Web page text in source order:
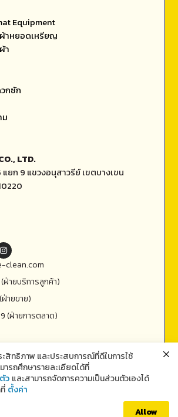
LTD.
แยก 9 แขวงอนุสาวรีย์ เขตบางเขน
กซัก
ม
Equipment
าหยอดเหรียญ
า
clean.com
ฝ่ายบริการลูกค้า)
ายขาย)
(ฝ่ายการตลาด)
สิทธิภาพ และประสบการณ์ที่ดีในการใช้
รถศึกษารายละเอียดได้ที่
ว และสามารถจัดการความเป็นส่วนตัวเองได้
ตั้งค่า
Allow